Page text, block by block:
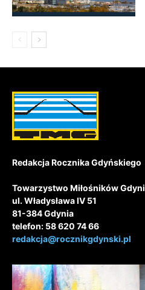
Redakcja Rocznika Gdyńskiego
Towarzystwo Miłośników Gdyni
ul. Władysława IV 51
81-384 Gdynia
telefon: 58 620 74 66
redakcja@rocznikgdynski.pl